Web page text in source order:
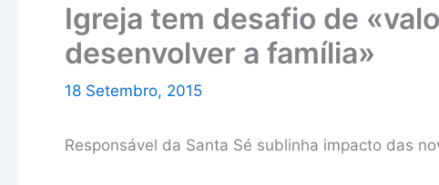
Igreja tem desafio de
desenvolver a família»
18 Setembro, 2015
Responsável da Santa Sé sublinha impacto das